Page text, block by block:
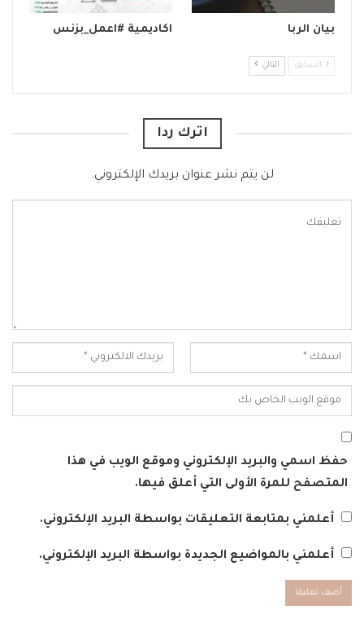
بيان الربا اكاديمية #اعمل_بزنس
السابق التالي
اترك ردا
لن يتم نشر عنوان بريدك الإلكتروني.
حفظ اسمي والبريد الإلكتروني وموقع الويب في هذا
المتصفح للمرة الأولى التي أعلق فيها.
أعلمني بمتابعة التعليقات بواسطة البريد الإلكتروني.
أعلمني بالمواضيع الجديدة بواسطة البريد الإلكتروني.